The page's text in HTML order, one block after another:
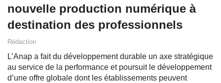
nouvelle production numérique à
destination des professionnels
Rédaction
L’Anap a fait du développement durable un axe stratégique
au service de la performance et poursuit le développement
d’une offre globale dont les établissements peuvent